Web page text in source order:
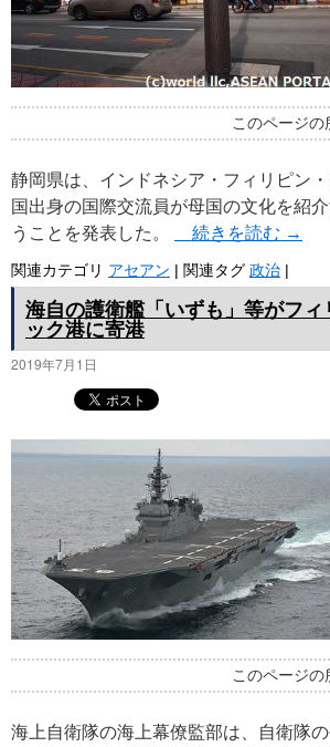
このページの
静岡県は、インドネシア・フィリピン
国出身の国際交流員が母国の文化を紹
うことを発表した。
続きを読む →
関連カテゴリ アセアン | 関連タグ 政治 |
海自の護衛艦「いずも」等がフ
ック港に寄港
2019年7月1日
このページの
海上自衛隊の海上幕僚監部は、自衛隊